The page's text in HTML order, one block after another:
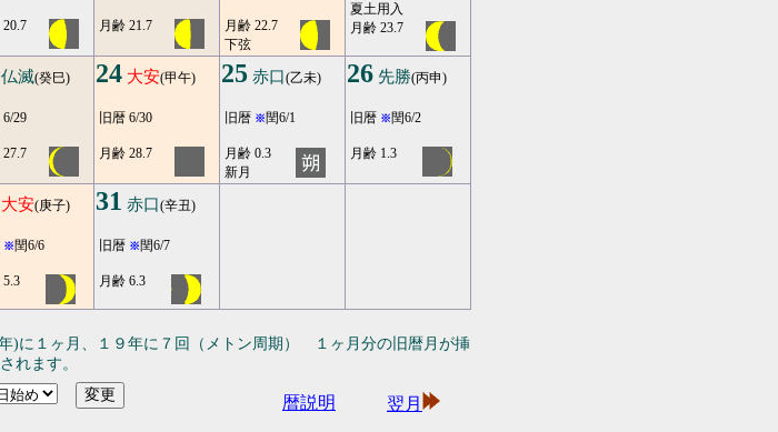
20.7 月齢 21.7
月齢 22.7
下弦
夏土用入
月齢 23.7
仏滅(癸巳)
6/29
27.7
24 大安(甲午)
旧暦 6/30
月齢 28.7
25 赤口(乙未)
旧暦 ※閏6/1
月齢 0.3
新月
26 先勝(丙申)
旧暦 ※閏6/2
月齢 1.3
大安(庚子)
※閏6/6
5.3
31 赤口(辛丑)
旧暦 ※閏6/7
月齢 6.3
)に１ヶ月、１９年に７回（メトン周期） １ヶ月分の旧暦月が挿
れます。
暦説明 翌月